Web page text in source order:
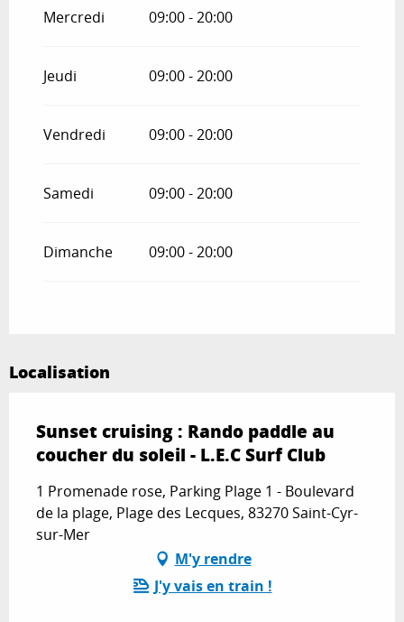
Mercredi 09:00 - 20:00
Jeudi 09:00 - 20:00
Vendredi 09:00 - 20:00
Samedi 09:00 - 20:00
Dimanche 09:00 - 20:00
Localisation
Sunset cruising : Rando paddle au
coucher du soleil - L.E.C Surf Club
1 Promenade rose, Parking Plage 1 - Boulevard
de la plage, Plage des Lecques, 83270 Saint-Cyr-
sur-Mer
M'y rendre
J'y vais en train !